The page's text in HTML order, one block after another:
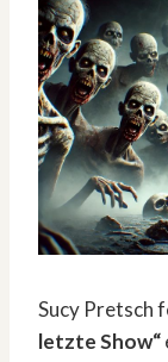
Sucy Pretsch
letzte Show“